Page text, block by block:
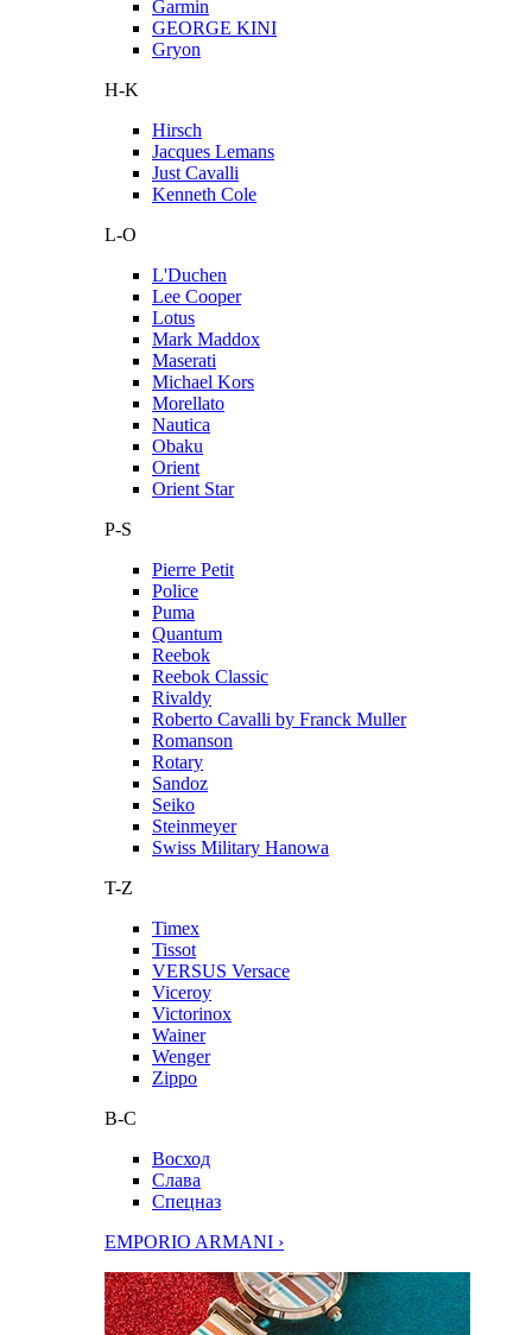
Garmin
GEORGE KINI
Gryon
H-K
Hirsch
Jacques Lemans
Just Cavalli
Kenneth Cole
L-O
L'Duchen
Lee Cooper
Lotus
Mark Maddox
Maserati
Michael Kors
Morellato
Nautica
Obaku
Orient
Orient Star
P-S
Pierre Petit
Police
Puma
Quantum
Reebok
Reebok Classic
Rivaldy
Roberto Cavalli by Franck Muller
Romanson
Rotary
Sandoz
Seiko
Steinmeyer
Swiss Military Hanowa
T-Z
Timex
Tissot
VERSUS Versace
Viceroy
Victorinox
Wainer
Wenger
Zippo
В-С
Восход
Слава
Спецназ
EMPORIO ARMANI ›